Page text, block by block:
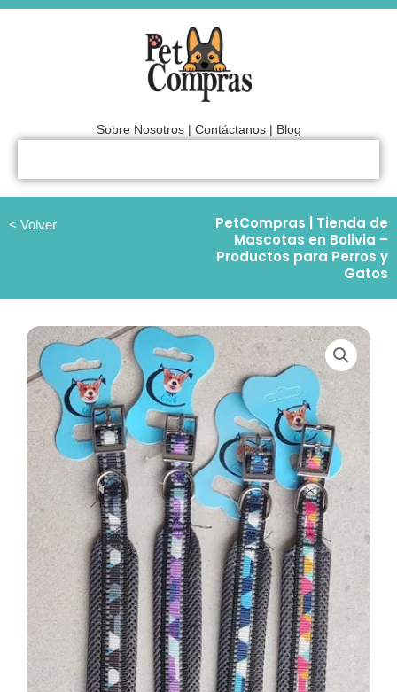
Ir
Sobre Nosotros| Contáctanos| Blog
< Volver
PetCompras | Tienda de
Mascotas en Bolivia –
Productos para Perros y
Gatos